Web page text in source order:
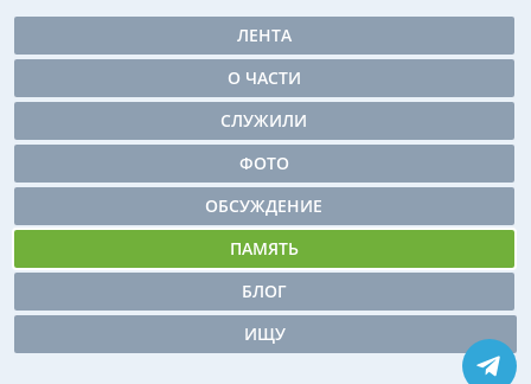
ЛЕНТА
О ЧАСТИ
СЛУЖИЛИ
ФОТО
ОБСУЖДЕНИЕ
ПАМЯТЬ
БЛОГ
ИЩУ